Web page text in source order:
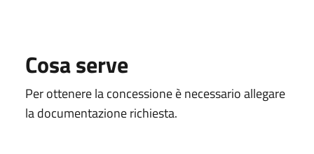
Cosa serve
Per ottenere la concessione è necessario allegare
la documentazione richiesta.